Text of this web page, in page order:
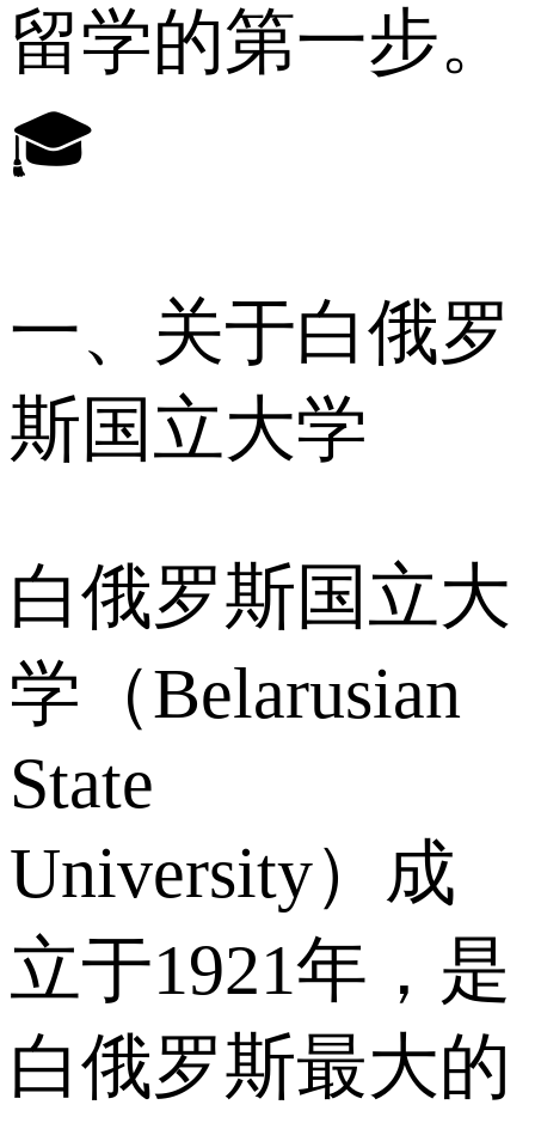
留学的第一步。
🎓
一、关于白俄罗
斯国立大学
白俄罗斯国立大
学（Belarusian
State
University）成
立于1921年，是
白俄罗斯最大的